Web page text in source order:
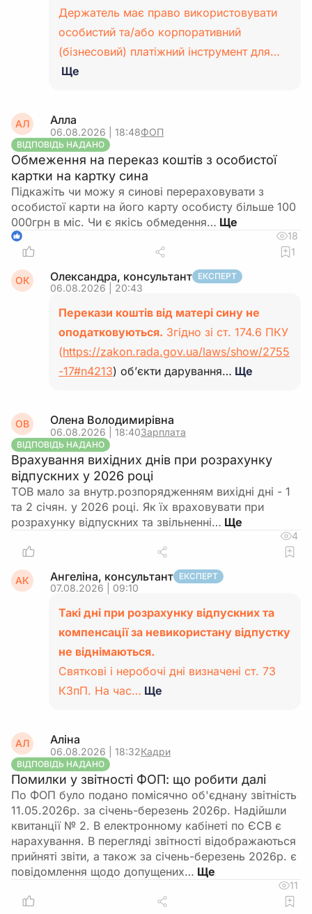
Держатель має право використовувати
особистий та/або корпоративний
(бізнесовий) платіжний інструмент для…
Ще
АЛ Алла
06.08.2026 | 18:48ФОП
ВІДПОВІДЬ НАДАНО
Обмеження на переказ коштів з особистої
картки на картку сина
Підкажіть чи можу я синові перераховувати з
особистої карти на його карту особисту більше 100
000грн в міс. Чи є якісь обмедення…
1
18
1
ОК Олександра, консультант ЕКСПЕРТ
06.08.2026 | 20:43
Перекази коштів від матері сину не
оподатковуються. Згідно зі ст. 174.6 ПКУ
(https://zakon.rada.gov.ua/laws/show/2755
-17#n4213) об’єкти дарування… Ще
ОВ Олена Володимирівна
06.08.2026 | 18:40Зарплата
ВІДПОВІДЬ НАДАНО
Врахування вихідних днів при розрахунку
відпускних у 2026 році
ТОВ мало за внутр.розпорядженням вихідні дні - 1
та 2 січян. у 2026 році. Як їх враховувати при
розрахунку відпускних та звільненні…
4
АК Ангеліна, консультант ЕКСПЕРТ
07.08.2026 | 09:10
Такі дні при розрахунку відпускних та
компенсації за невикористану відпустку
не віднімаються.
Святкові і неробочі дні визначені ст. 73
КЗпП. На час… Ще
АЛ Аліна
06.08.2026 | 18:32Кадри
ВІДПОВІДЬ НАДАНО
Помилки у звітності ФОП: що робити далі
По ФОП було подано помісячно об'єднану звітність
11.05.2026р. за січень-березень 2026р. Надійшли
квитанції № 2. В електронному кабінеті по ЄСВ є
нарахування. В перегляді звітності відображаються
прийняті звіти, а також за січень-березень 2026р. є
повідомлення щодо допущених…
11